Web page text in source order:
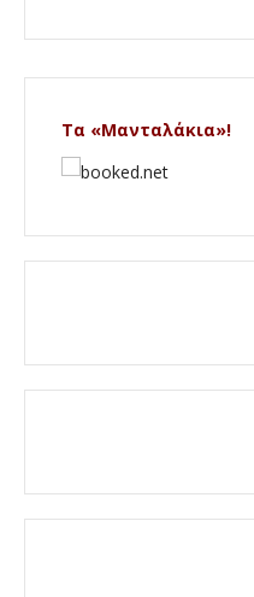
Τα «Μανταλάκια»!